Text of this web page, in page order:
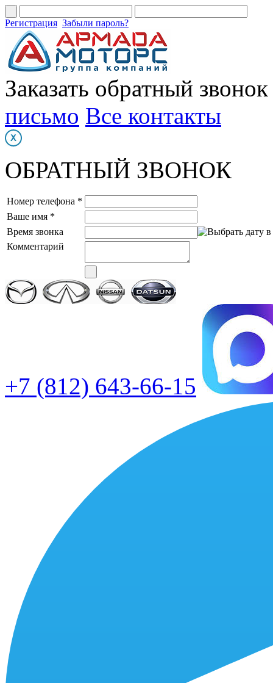
Регистрация Забыли пароль?
Заказать обратный звонок
письмо Все контакты
ОБРАТНЫЙ ЗВОНОК
Номер телефона *
Ваше имя *
Время звонка
Комментарий
+7 (812) 643-66-15